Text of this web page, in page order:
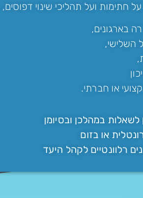
חתימות ועל תהליכי שינוי דפוסים,
בארגונים,
השלישי,
או חברתי.
במהלכן ובסיומן
או בזום
רלוונטיים לקהל היעד